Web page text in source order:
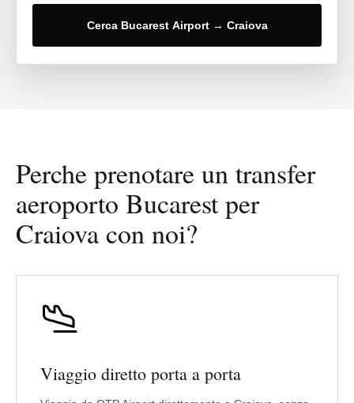
Cerca Bucarest Airport → Craiova
Perche prenotare un transfer
aeroporto Bucarest per
Craiova con noi?
Viaggio diretto porta a porta